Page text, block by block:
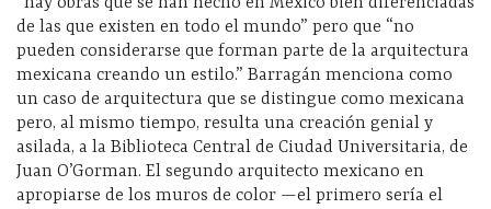
de las que existen en todo el mundo” pero que “no
pueden considerarse que forman parte de la arquitectura
mexicana creando un estilo.” Barragán menciona como
un caso de arquitectura que se distingue como mexicana
pero, al mismo tiempo, resulta una creación genial y
asilada, a la Biblioteca Central de Ciudad Universitaria, de
Juan O’Gorman. El segundo arquitecto mexicano en
apropiarse de los muros de color —el primero sería el